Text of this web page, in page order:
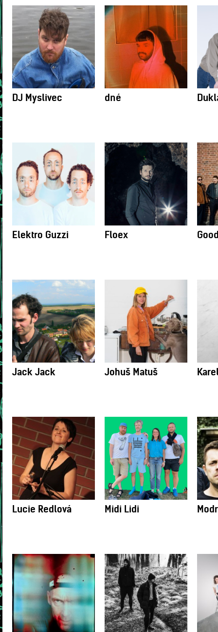
DJ Myslivec dné
Elektro Guzzi Floex
Jack Jack Johuš Matuš
Lucie Redlová Midi Lidi